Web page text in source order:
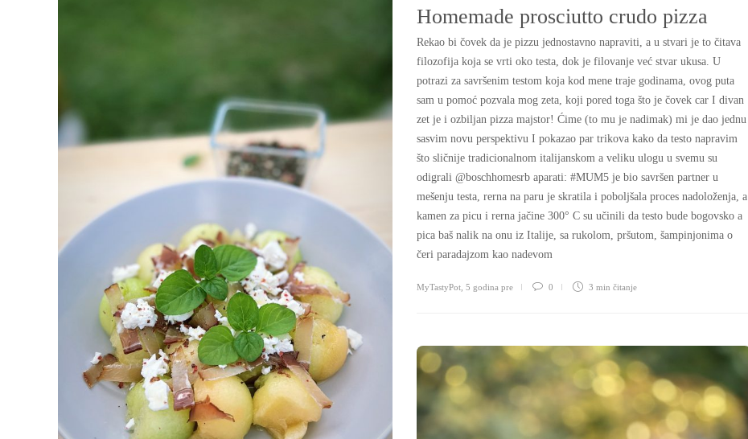
Homemade prosciutto crudo pizza
Rekao bi čovek da je pizzu jednostavno napraviti, a u stvari je to čitava
filozofija koja se vrti oko testa, dok je filovanje već stvar ukusa. U
potrazi za savršenim testom koja kod mene traje godinama, ovog puta
sam u pomoć pozvala mog zeta, koji pored toga što je čovek car I divan
zet je i ozbiljan pizza majstor! Ćime (to mu je nadimak) mi je dao jednu
sasvim novu perspektivu I pokazao par trikova kako da testo napravim
što sličnije tradicionalnom italijanskom a veliku ulogu u svemu su
odigrali @boschhomesrb aparati: #MUM5 je bio savršen partner u
mešenju testa, rerna na paru je skratila i poboljšala proces nadoloženja, a
kamen za picu i rerna jačine 300° C su učinili da testo bude bogovsko a
pica baš nalik na onu iz Italije, sa rukolom, pršutom, šampinjonima o
čeri paradajzom kao nadevom
MyTastyPot 5 godina pre 0 3 min čitanje